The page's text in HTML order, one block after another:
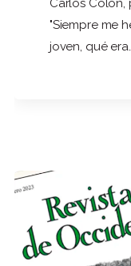
Carlos Colón,
"Siempre me
joven, qué